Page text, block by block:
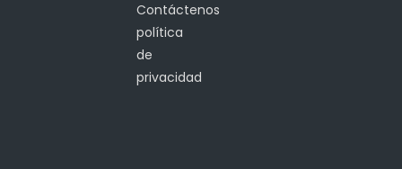
Contáctenos
política
de
privacidad